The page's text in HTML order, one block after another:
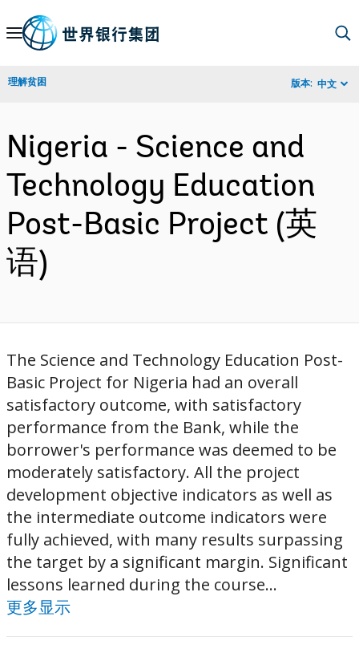
Skip
Navigation
理解贫困 版本: 中文
Nigeria - Science and
Technology Education
Post-Basic Project (英
语)
The Science and Technology Education Post-
Basic Project for Nigeria had an overall
satisfactory outcome, with satisfactory
performance from the Bank, while the
borrower's performance was deemed to be
moderately satisfactory. All the project
development objective indicators as well as
the intermediate outcome indicators were
fully achieved, with many results surpassing
the target by a significant margin. Significant
lessons learned during the course...
更多显示